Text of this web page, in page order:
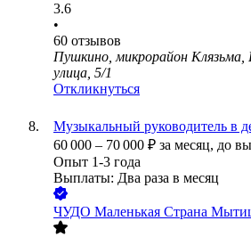
3.6
•
60 отзывов
Пушкино, микрорайон Клязьма,
улица, 5/1
Откликнуться
Музыкальный руководитель в
60 000 – 70 000 ₽ за месяц, до
Опыт 1-3 года
Выплаты: Два раза в месяц
ЧУДО Маленькая Страна